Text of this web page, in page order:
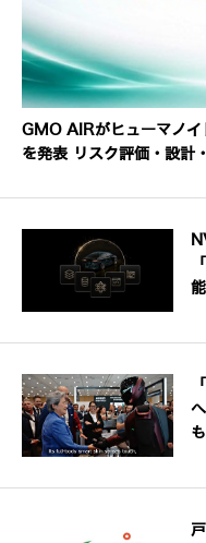
GMO AIRがヒューマノイ
を発表 リスク評価・設計